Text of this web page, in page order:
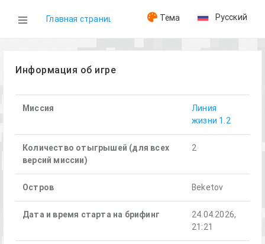
Главная страница
Игры
Линия жизни (24.04.2026)
Тема Русский
Информация об игре
Миссия
Линия
жизни 1.2
Количество отыгрышей (для всех
версий миссии)
2
Остров Beketov
Дата и время старта на брифинг
24.04.2026,
21:21